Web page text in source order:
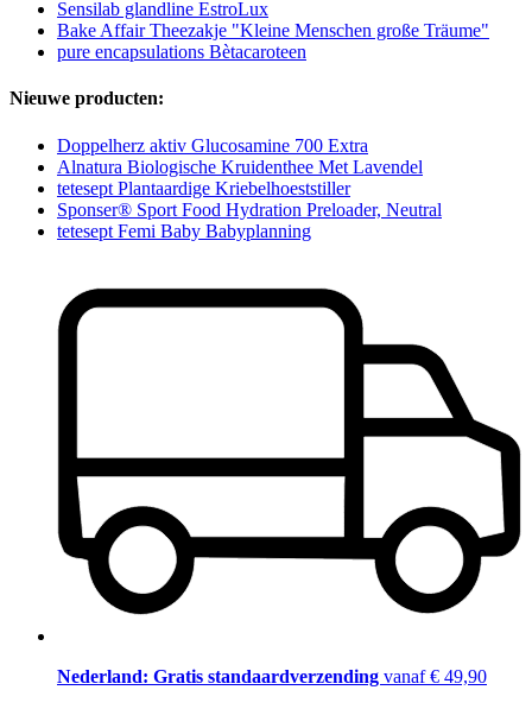
Sensilab glandline EstroLux
Bake Affair Theezakje "Kleine Menschen große Träume"
pure encapsulations Bètacaroteen
Nieuwe producten:
Doppelherz aktiv Glucosamine 700 Extra
Alnatura Biologische Kruidenthee Met Lavendel
tetesept Plantaardige Kriebelhoeststiller
Sponser® Sport Food Hydration Preloader, Neutral
tetesept Femi Baby Babyplanning
Nederland: Gratis standaardverzending vanaf € 49,90